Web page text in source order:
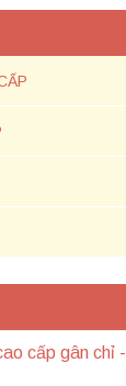
cấp gân chỉ -